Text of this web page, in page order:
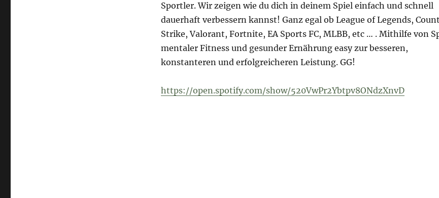
Sportler. Wir zeigen wie du dich in deinem Spiel einfach und schnell
dauerhaft verbessern kannst! Ganz egal ob League of Legends,
Strike, Valorant, Fortnite, EA Sports FC, MLBB, etc … . Mithilfe von
mentaler Fitness und gesunder Ernährung easy zur besseren,
konstanteren und erfolgreicheren Leistung. GG!
https://open.spotify.com/show/520VwPr2Ybtpv8ONdzXnvD